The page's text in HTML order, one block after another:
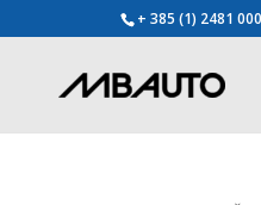
+ 385 (1) 2481 000